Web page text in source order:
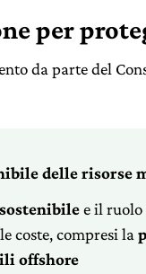
per
da parte del
delle risorse
e il ruolo
coste, compresi la
offshore